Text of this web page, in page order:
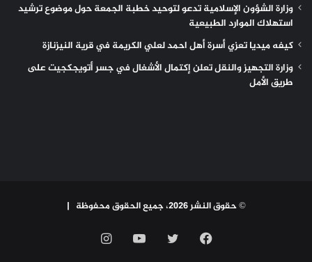
وزارة الشؤون الإسلامية تدعو لتوحيد خطبة الجمعة حول موضوع ترشيد
استهلاك الموارد الطبيعية
كيفه ميديا تعزي أسرة أهل احمد لعلي الكريمة في قرية النيزنازة
وزارة التجهيز والنقل تعلن إكتمال الأشغال في جسر أتويجكجيت على
طريق الأمل
© حقوق النشر 2026، جميع الحقوق محفوظة |
فيسبوك تويتر يوتيوب